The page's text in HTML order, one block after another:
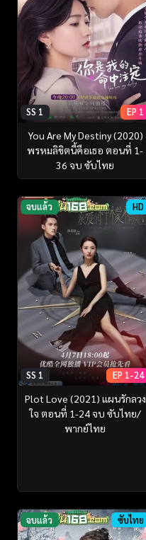
SS 1 EP 1
You Are My Destiny (2020)
พรหมลิขิตนี้คือเธอ ตอนที่ 1-
36 จบ ซับไทย
จบแล้ว HD
SS 1 EP 1-24
Plot Love (2021) แผนรักลวง
ใจ ตอนที่ 1-24 จบ ซับไทย/
พากย์ไทย
จบแล้ว ซับไทย